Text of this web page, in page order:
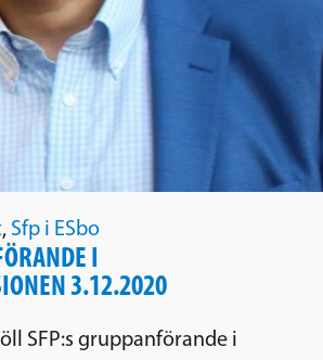
, Sfp i ESbo
I
3.12.2020
SFP:s gruppanförande i